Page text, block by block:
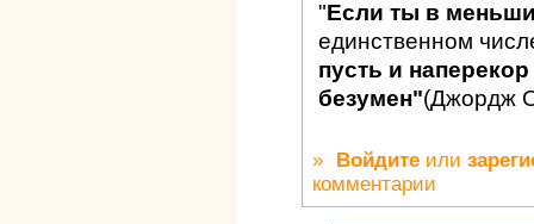
"Если ты в
единственном
пусть и
безумен"(Джордж
» Войдите или
комментарии